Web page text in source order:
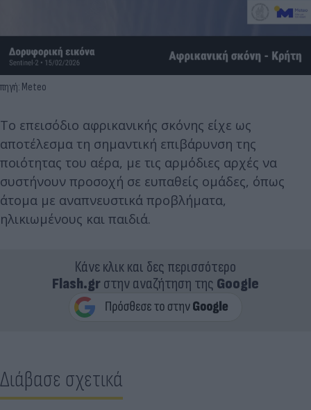
πηγή: Meteo
Το επεισόδιο αφρικανικής σκόνης είχε ως
αποτέλεσμα τη σημαντική επιβάρυνση της
ποιότητας του αέρα, με τις αρμόδιες αρχές να
συστήνουν προσοχή σε ευπαθείς ομάδες, όπως
άτομα με αναπνευστικά προβλήματα,
ηλικιωμένους και παιδιά.
Κάνε κλικ και δες περισσότερο
Flash.grστην αναζήτηση της Google
Διάβασε σχετικά